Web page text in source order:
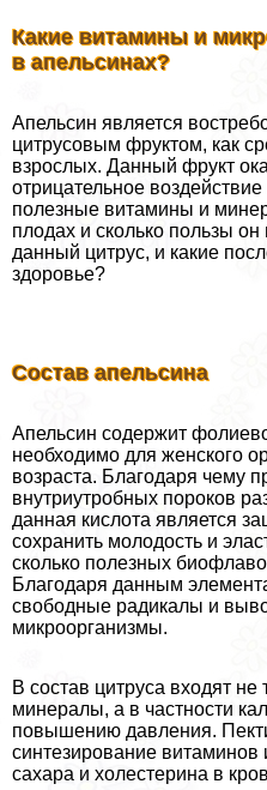
Какие витамины и
в апельсинах?
Апельсин является
цитрусовым фруктом, как
взрослых. Данный фрукт
отрицательное
полезные витамины и
плодах и сколько пользы
данный цитрус, и какие
здоровье?
Состав апельсина
Апельсин содержит
необходимо для женского
возраста. Благодаря чему
внутриутробных пороков
данная кислота является
сохранить молодость и
сколько полезных
Благодаря данным
свободные радикалы и
микроорганизмы.
В состав цитруса входят
минералы, а в частности
повышению давления.
синтезирование
сахара и холестерина в